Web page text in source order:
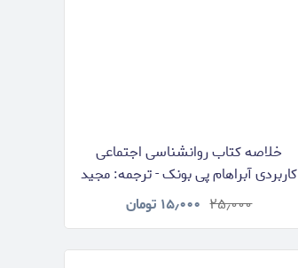
خلاصه کتاب روانشناسی اجتماعی
کاربردی آبراهام پی بونک - ترجمه: مجید
صفاری نیا و پرستو حسن زاده
۲۵٫۰۰۰ ۱۵٫۰۰۰ تومان